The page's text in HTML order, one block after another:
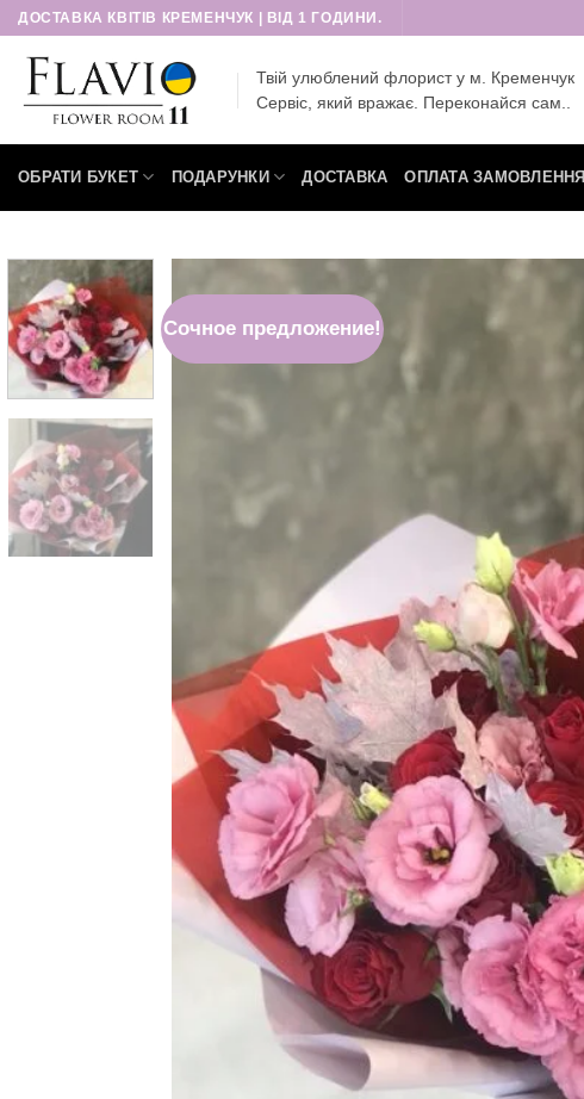
Пропустити
ДОСТАВКА КВІТІВ КРЕМЕНЧУК | ВІД 1 ГОДИНИ.
Твій улюблений флорист у м. Кременчук
Сервіс, який вражає. Переконайся сам..
ОБРАТИ БУКЕТ ПОДАРУНКИ ДОСТАВКА ОПЛАТА ЗАМОВЛЕННЯ
Сочное предложение!